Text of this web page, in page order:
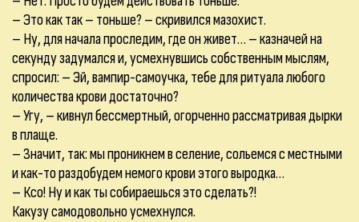
– Это как так – тоньше? – скривился мазохист.
– Ну, для начала проследим, где он живет… – казначей на
секунду задумался и, усмехнувшись собственным мыслям,
спросил: – Эй, вампир-самоучка, тебе для ритуала любого
количества крови достаточно?
– Угу, – кивнул бессмертный, огорченно рассматривая дырки
в плаще.
– Значит, так: мы проникнем в селение, сольемся с местными
и как-то раздобудем немого крови этого выродка…
– Ксо! Ну и как ты собираешься это сделать?!
Какузу самодовольно усмехнулся.